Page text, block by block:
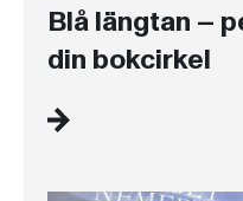
Blå längtan –
din bokcirkel